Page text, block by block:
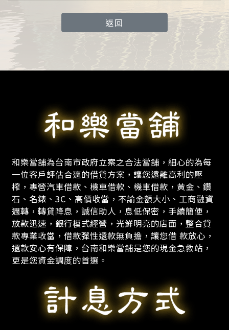
返回
和樂當舖為台南市政府立案之合法當舖，細心的為每
一位客戶評估合適的借貸方案，讓您遠離高利的壓
榨，專營汽車借款、機車借款、機車借款，黃金、鑽
石、名錶、3C、高價收當，不論金額大小、工商融資
週轉，轉貸降息，誠信助人，息低保密，手續簡便，
放款迅速，銀行模式經營，光鮮明亮的店面，整合貸
款專業收當，借款彈性還款無負擔，讓您借 款放心，
還款安心有保障，台南和樂當舖是您的現金急救站，
更是您資金調度的首選。